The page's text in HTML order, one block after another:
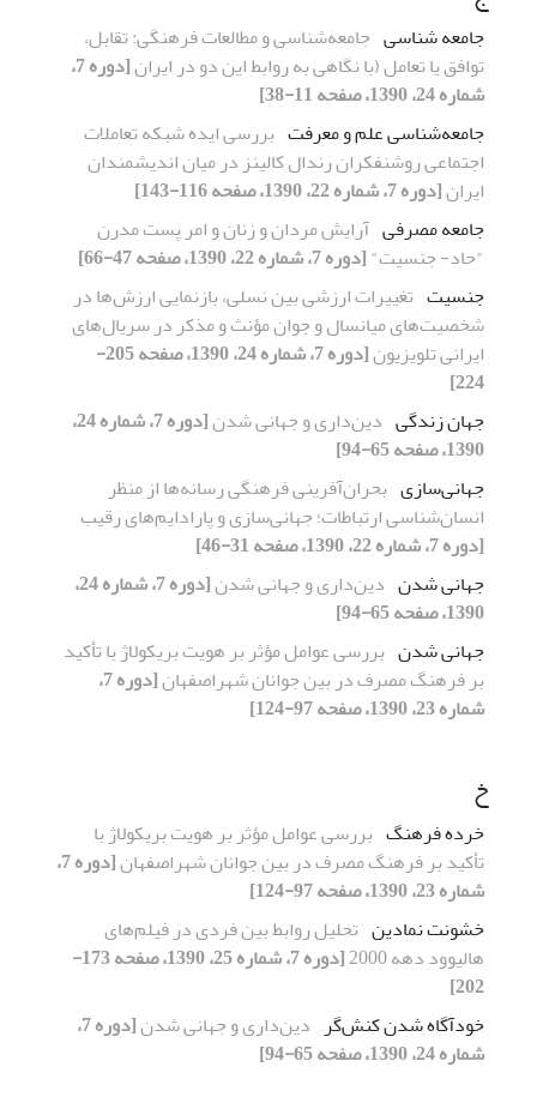
جامعه شناسی جامعه‌شناسی و مطالعات فرهنگی: تقابل،
توافق یا تعامل (با نگاهی به روابط این دو در ایران
[دوره 7،
شماره 24، 1390، صفحه 11-38]
جامعه‌شناسی علم و معرفت بررسی ایده‌ شبکه تعاملات
اجتماعی روشنفکران رندال کالینز در میان اندیشمندان
ایران[دوره 7، شماره 22، 1390، صفحه 116-143]
جامعه‌ مصرفی آرایش مردان و زنان و امر پست مدرن
"حاد- جنسیت"[دوره 7، شماره 22، 1390، صفحه 47-66]
جنسیت تغییرات ارزشی بین نسلی، بازنمایی ارزش‌ها در
شخصیت‌های میانسال و جوان مؤنث و مذکر در سریال‌های
ایرانی تلویزیون
[دوره 7، شماره 24، 1390، صفحه 205-
224]
جهان زندگی دین‌داری و جهانی شدن
[دوره 7، شماره 24،
1390، صفحه 65-94]
جهانی‌سازی بحران‌آفرینی فرهنگی رسانه‌ها از منظر
انسان‌شناسی ارتباطات؛ جهانی‌سازی و پارادایم‌های رقیب
[دوره 7، شماره 22، 1390، صفحه 31-46]
جهانی شدن دین‌داری و جهانی شدن
[دوره 7، شماره 24،
1390، صفحه 65-94]
جهانی شدن بررسی عوامل مؤثر بر هویت بریکولاژ با تأکید
بر فرهنگ مصرف در بین جوانان شهراصفهان
[دوره 7،
شماره 23، 1390، صفحه 97-124]
خ
خرده فرهنگ بررسی عوامل مؤثر بر هویت بریکولاژ با
تأکید بر فرهنگ مصرف در بین جوانان شهراصفهان
[دوره 7،
شماره 23، 1390، صفحه 97-124]
خشونت نمادین تحلیل روابط بین فردی در فیلم‌های
هالیوود دهه 2000
[دوره 7، شماره 25، 1390، صفحه 173-
202]
خودآگاه شدن کنش‌گر دین‌داری و جهانی شدن
[دوره 7،
شماره 24، 1390، صفحه 65-94]